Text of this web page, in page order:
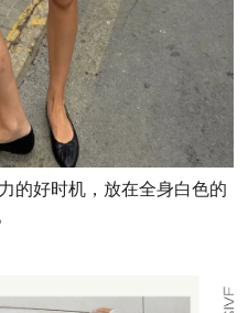
的好时机，放在全身白色的